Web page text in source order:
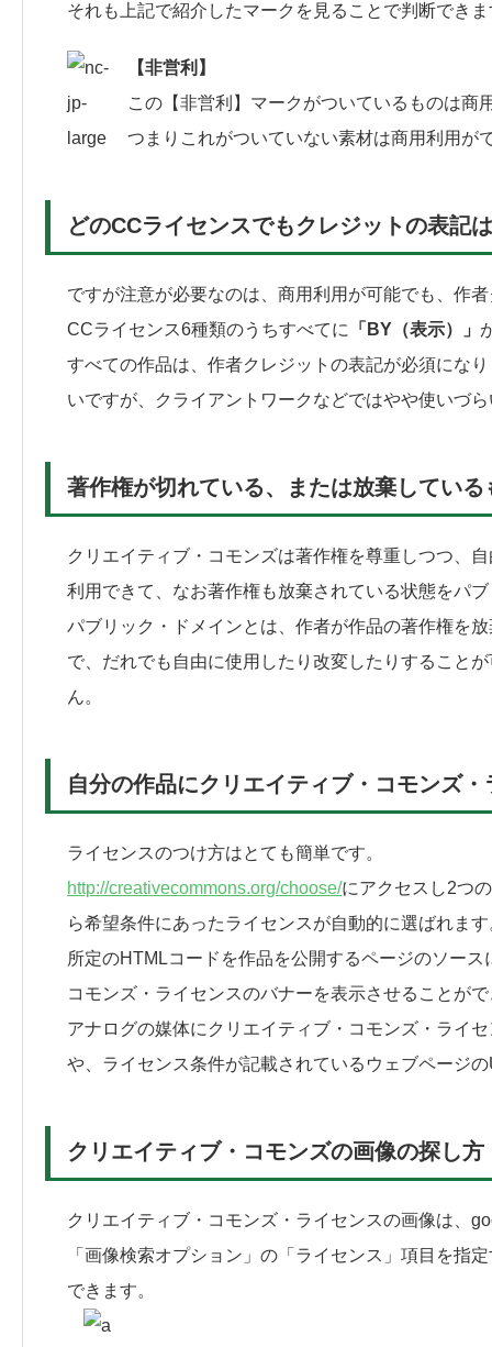
それも上記で紹介したマークを見ることで判断でき
【非営利】
この【非営利】マークがついているものは商
つまりこれがついていない素材は商用利用が
どのCCライセンスでもクレジットの表記
ですが注意が必要なのは、商用利用が可能でも、作
CCライセンス6種類のうちすべてに
「BY（表示）」
すべての作品は、作者クレジットの表記が必須にな
いですが、クライアントワークなどではやや使いづ
著作権が切れている、または放棄してい
クリエイティブ・コモンズは著作権を尊重しつつ、
利用できて、なお著作権も放棄されている状態をパ
パブリック・ドメインとは、作者が作品の著作権を
で、だれでも自由に使用したり改変したりすること
ん。
自分の作品にクリエイティブ・コモンズ
ライセンスのつけ方はとても簡単です。
http://creativecommons.org/choose/にアクセスし2つ
ら希望条件にあったライセンスが自動的に選ばれます
所定のHTMLコードを作品を公開するページのソー
コモンズ・ライセンスのバナーを表示させることが
アナログの媒体にクリエイティブ・コモンズ・ライ
や、ライセンス条件が記載されているウェブページ
クリエイティブ・コモンズの画像の探し方
クリエイティブ・コモンズ・ライセンスの画像は、
「画像検索オプション」の「ライセンス」項目を指
できます。